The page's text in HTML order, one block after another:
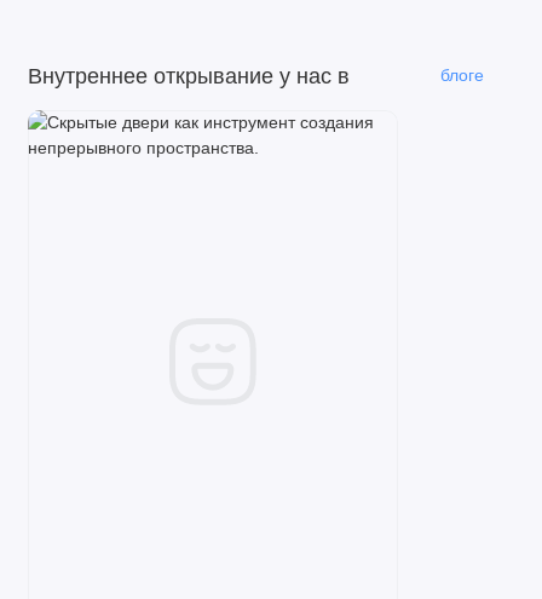
Внутреннее открывание у нас в блоге